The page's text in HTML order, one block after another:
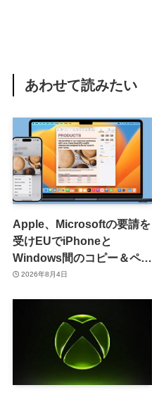
あわせて読みたい
Apple、Microsoftの要請を
受けEUでiPhoneと
Windows間のコピー＆ペー
スト機能を提供へ
2026年8月4日